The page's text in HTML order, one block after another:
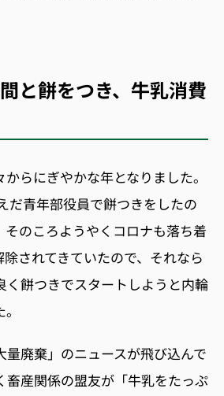
と餅をつき、牛乳消費
らにぎやかな年となりました。
だ青年部役員で餅つきをしたの
そのころようやくコロナも落ち着
されてきていたので、それなら
く餅つきでスタートしようと内輪
量廃棄」のニュースが飛び込んで
畜産関係の盟友が「牛乳をたっぷ